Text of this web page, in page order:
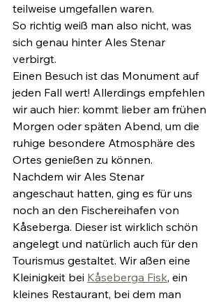
teilweise umgefallen waren.
So richtig weiß man also nicht, was
sich genau hinter Ales Stenar
verbirgt.
Einen Besuch ist das Monument auf
jeden Fall wert! Allerdings empfehlen
wir auch hier: kommt lieber am frühen
Morgen oder späten Abend, um die
ruhige besondere Atmosphäre des
Ortes genießen zu können.
Nachdem wir Ales Stenar
angeschaut hatten, ging es für uns
noch an den Fischereihafen von
Kåseberga. Dieser ist wirklich schön
angelegt und natürlich auch für den
Tourismus gestaltet. Wir aßen eine
Kleinigkeit bei Kåseberga Fisk, ein
kleines Restaurant, bei dem man